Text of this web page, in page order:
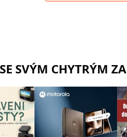
SE SVÝM CHYTRÝM